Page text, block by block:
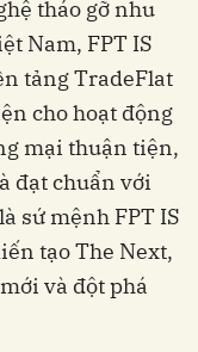
tháo gỡ nhu
Nam, FPT IS
tảng TradeFlat
cho hoạt động
mại thuận tiện,
đạt chuẩn với
sứ mệnh FPT IS
tạo The Next,
và đột phá